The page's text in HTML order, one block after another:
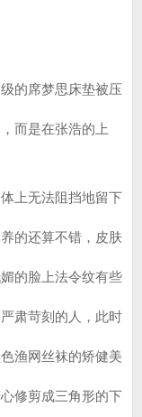
的席梦思床垫被压
而是在张浩的上
上无法阻挡地留下
的还算不错，皮肤
的脸上法令纹有些
肃苛刻的人，此时
渔网丝袜的矫健美
修剪成三角形的下